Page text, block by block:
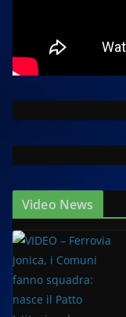
Video News